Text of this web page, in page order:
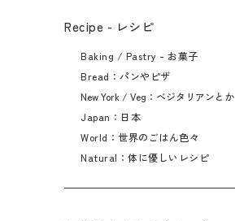
Recipe - レシピ
Baking / Pastry - お菓子
Bread：パンやピザ
New York / Veg：ベジタリアンとか
Japan：日本
World：世界のごはん色々
Natural：体に優しいレシピ